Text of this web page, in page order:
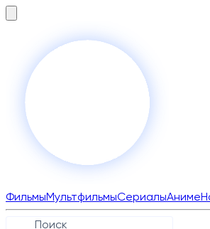
ФильмыМультфильмыСериалыАниме